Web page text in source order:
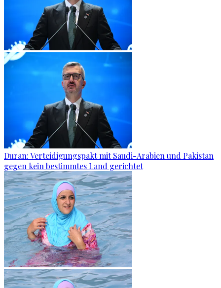
Duran: Verteidigungspakt mit Saudi-Arabien und Pakistan
gegen kein bestimmtes Land gerichtet